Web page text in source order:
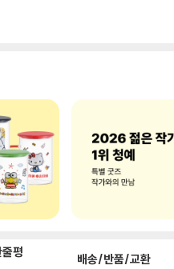
평 배송/반품/교환